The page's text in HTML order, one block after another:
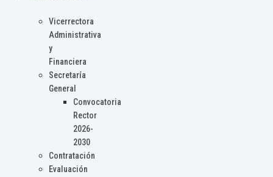
Vicerrectora
Administrativa
y
Financiera
Secretaría
General
Convocatoria
Rector
2026-
2030
Contratación
Evaluación